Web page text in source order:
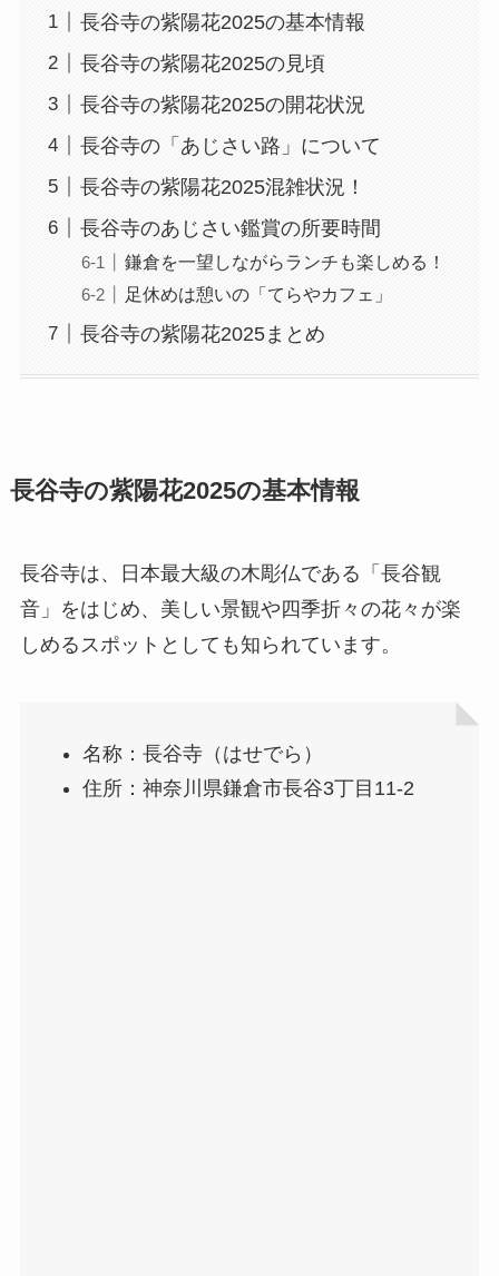
長谷寺の紫陽花2025の基本情報
長谷寺の紫陽花2025の見頃
長谷寺の紫陽花2025の開花状況
長谷寺の「あじさい路」について
長谷寺の紫陽花2025混雑状況！
長谷寺のあじさい鑑賞の所要時間
鎌倉を一望しながらランチも楽しめる！
足休めは憩いの「てらやカフェ」
長谷寺の紫陽花2025まとめ
長谷寺の紫陽花2025の基本情報
長谷寺は、日本最大級の木彫仏である「長谷観
音」をはじめ、美しい景観や四季折々の花々が楽
しめるスポットとしても知られています。
名称：長谷寺（はせでら）
住所：神奈川県鎌倉市長谷3丁目11-2